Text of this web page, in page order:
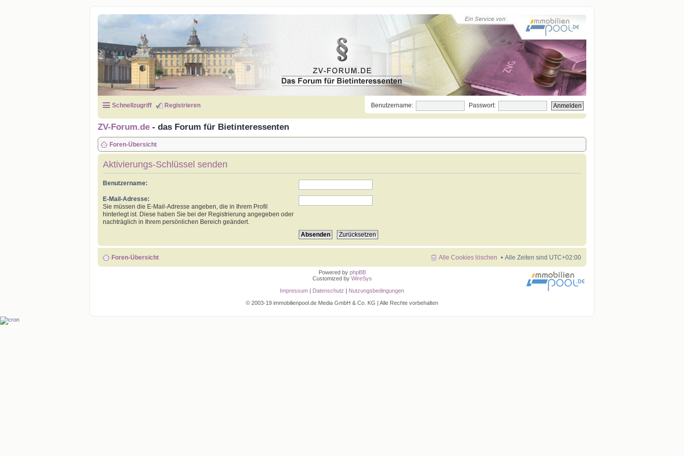
Schnellzugriff Registrieren Benutzername: Passwort:
ZV-Forum.de - das Forum für Bietinteressenten
Foren-Übersicht
Aktivierungs-Schlüssel senden
Benutzername:
E-Mail-Adresse:
Sie müssen die E-Mail-Adresse angeben, die in Ihrem Profil
hinterlegt ist. Diese haben Sie bei der Registrierung angegeben oder
nachträglich in Ihrem persönlichen Bereich geändert.
Foren-Übersicht Alle Zeiten sind UTC+02:00
Alle Cookies löschen
Powered by phpBB
Customized by WireSys
Impressum
Datenschutz
Nutzungsbedingungen
© 2003-19 immobilienpool.de Media GmbH & Co. KG | Alle Rechte vorbehalten